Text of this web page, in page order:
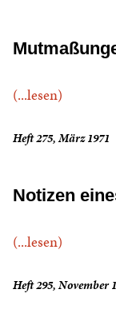
(...lesen)
Heft 275, März 1971
Notizen
(...lesen)
Heft 295, November